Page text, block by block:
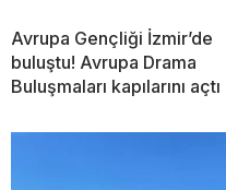
Avrupa Gençliği İzmir’de
buluştu! Avrupa Drama
Buluşmaları kapılarını açtı